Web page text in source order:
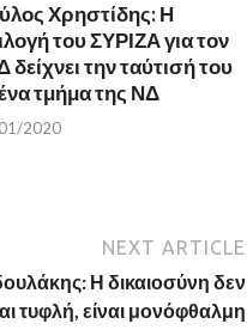
Χρηστίδης: Η
του ΣΥΡΙΖΑ για τον
δείχνει την ταύτισή του
τμήμα της ΝΔ
2020
NEXT ARTICLE
Η δικαιοσύνη δεν
τυφλή, είναι μονόφθαλμη